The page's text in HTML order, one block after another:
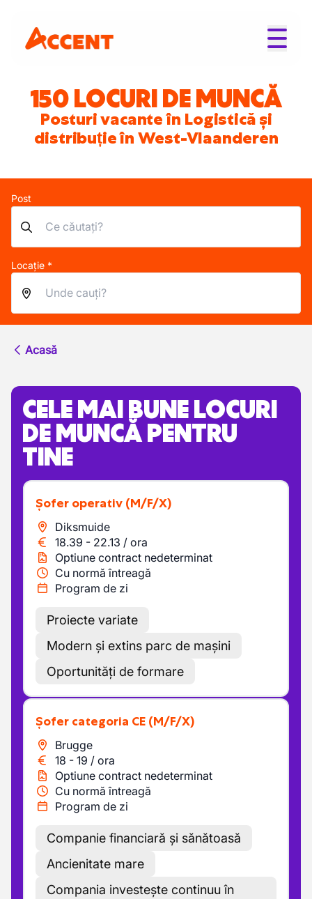
150 LOCURI DE MUNCĂ
Posturi vacante în Logistică și
distribuție în West-Vlaanderen
Post
Locație *
Acasă
CELE MAI BUNE LOCURI
DE MUNCĂ PENTRU
TINE
Șofer operativ (M/F/X)
Diksmuide
18.39 - 22.13 / ora
Optiune contract nedeterminat
Cu normă întreagă
Program de zi
Proiecte variate
Modern și extins parc de mașini
Oportunități de formare
Șofer categoria CE (M/F/X)
Brugge
18 - 19 / ora
Optiune contract nedeterminat
Cu normă întreagă
Program de zi
Companie financiară și sănătoasă
Ancienitate mare
Compania investește continuu în